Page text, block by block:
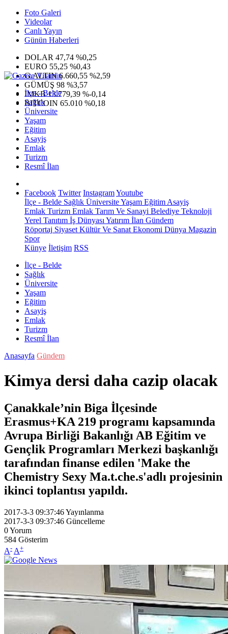
Foto Galeri
Videolar
Canlı Yayın
Günün Haberleri
DOLAR 47,74 %0,25
EURO 55,25 %0,43
G.ALTIN6.660,55 %2,59
GÜMÜŞ 98 %3,57
IMKB13.779,39 %-0,14
BITCOIN 65.010 %0,18
İlçe - Belde
Sağlık
Üniversite
Yaşam
Eğitim
Asayiş
Emlak
Turizm
Resmî İlan
Facebook Twitter InstagramYoutube
İlçe - Belde Sağlık ÜniversiteYaşam Eğitim Asayiş
Emlak Turizm Emlak Tarım Ve Sanayi Belediye Teknoloji
Yerel Tanıtım İş Dünyası Yatırım İlan Gündem
Röportaj Siyaset Kültür Ve Sanat Ekonomi Dünya Magazin
Spor
Künye İletişim RSS
İlçe - Belde
Sağlık
Üniversite
Yaşam
Eğitim
Asayiş
Emlak
Turizm
Resmî İlan
Anasayfa Gündem
Kimya dersi daha cazip olacak
Çanakkale’nin Biga İlçesinde
Erasmus+KA 219 programı kapsamında
Avrupa Birliği Bakanlığı AB Eğitim ve
Gençlik Programları Merkezi başkanlığı
tarafından finanse edilen 'Make the
Chemistry Sexy Ma.t.che.s'adlı projesinin
ikinci toplantısı yapıldı.
2017-3-3 09:37:46Yayınlanma
2017-3-3 09:37:46 Güncelleme
0Yorum
584 Gösterim
A- A+